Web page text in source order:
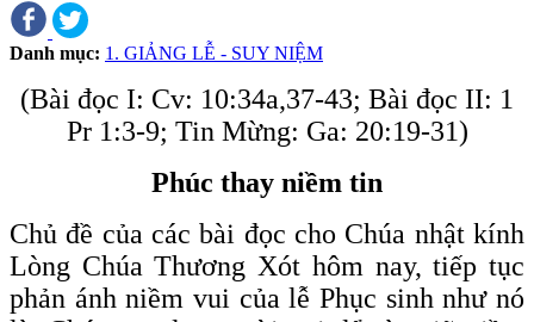
Danh mục: 1. GIẢNG LỄ - SUY NIỆM
(Bài đọc I: Cv: 10:34a,37-43; Bài đọc II: 1
Pr 1:3-9; Tin Mừng: Ga: 20:19-31)
Phúc thay niềm tin
Chủ đề của các bài đọc cho Chúa nhật kính
Lòng Chúa Thương Xót hôm nay, tiếp tục
phản ánh niềm vui của lễ Phục sinh như nó